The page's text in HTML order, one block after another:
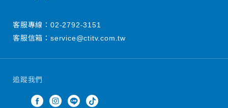
追蹤我們
客服專線： 02-2792-3151
客服信箱： service@ctitv.com.tw